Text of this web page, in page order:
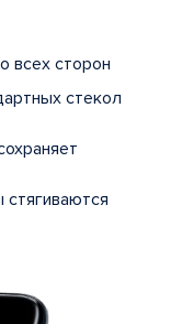
всех сторон
стекол